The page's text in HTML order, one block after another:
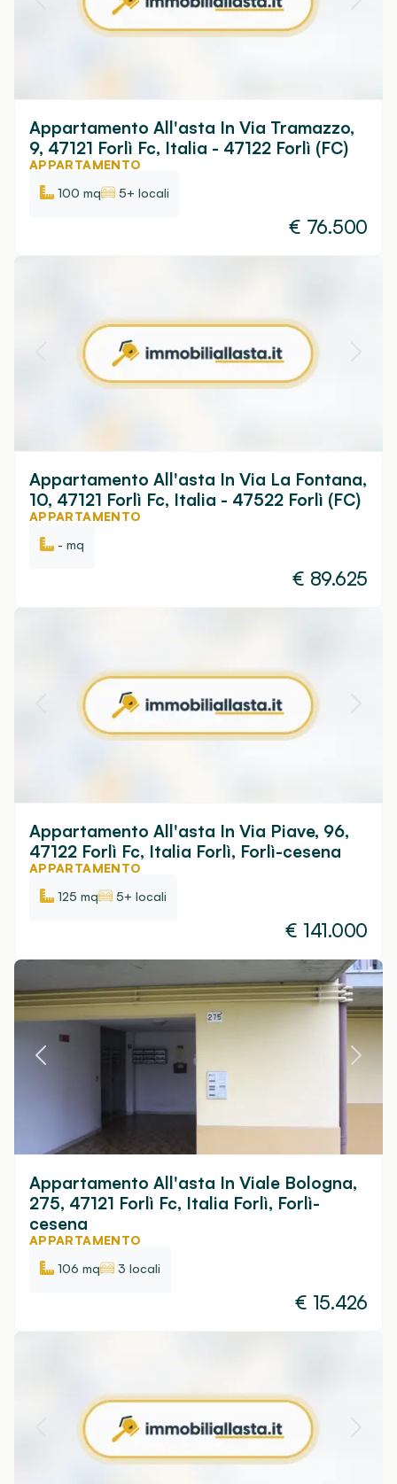
Appartamento All'asta In Via Tramazzo,
9, 47121 Forlì Fc, Italia - 47122 Forlì (FC)
APPARTAMENTO
100 mq
5+ locali
€ 76.500
Appartamento All'asta In Via La Fontana,
10, 47121 Forlì Fc, Italia - 47522 Forlì (FC)
APPARTAMENTO
- mq
€ 89.625
Appartamento All'asta In Via Piave, 96,
47122 Forlì Fc, Italia Forlì, Forlì-cesena
APPARTAMENTO
125 mq
5+ locali
€ 141.000
Appartamento All'asta In Viale Bologna,
275, 47121 Forlì Fc, Italia Forlì, Forlì-
cesena
APPARTAMENTO
106 mq
3 locali
€ 15.426